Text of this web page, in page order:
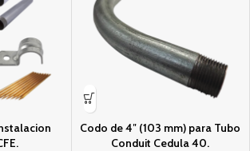
Codo de 4″ (103 mm) para Tubo
Conduit Cedula 40.